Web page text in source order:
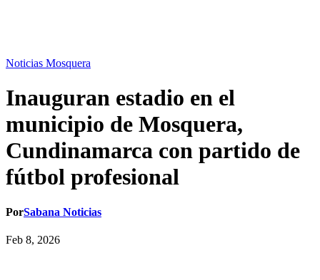
Noticias Mosquera
Inauguran estadio en el
municipio de Mosquera,
Cundinamarca con partido de
fútbol profesional
PorSabana Noticias
Feb 8, 2026